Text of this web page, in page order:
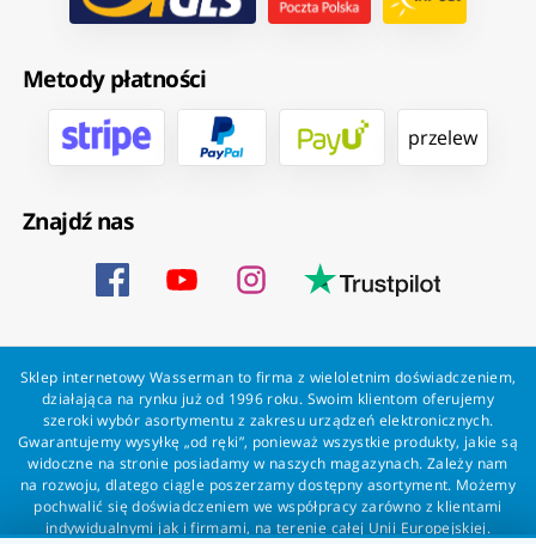
Metody płatności
przelew
Znajdź nas
Sklep internetowy Wasserman to firma z wieloletnim doświadczeniem,
działająca na rynku już od 1996 roku. Swoim klientom oferujemy
szeroki wybór asortymentu z zakresu urządzeń elektronicznych.
Gwarantujemy wysyłkę „od ręki”, ponieważ wszystkie produkty, jakie są
widoczne na stronie posiadamy w naszych magazynach. Zależy nam
na rozwoju, dlatego ciągle poszerzamy dostępny asortyment. Możemy
pochwalić się doświadczeniem we współpracy zarówno z klientami
indywidualnymi jak i firmami, na terenie całej Unii Europejskiej.